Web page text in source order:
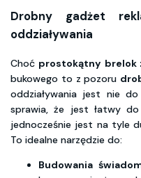
Drobny gadżet
oddziaływania
Choć prostokątny brelok
bukowego to z pozoru
oddziaływania jest nie
sprawia, że jest łatwy
jednocześnie jest na tyle
To idealne narzędzie do:
Budowania